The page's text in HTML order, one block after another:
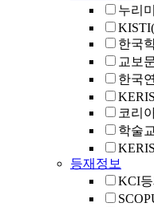
누리
한국
교보
한국
코리
학술
등재정보
KCI등